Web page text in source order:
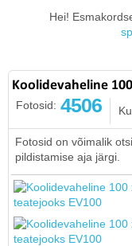
Hei!
Koolidevaheline
Fotosid: 4506
Fotosid on võimalik
pildistamise aja järgi.